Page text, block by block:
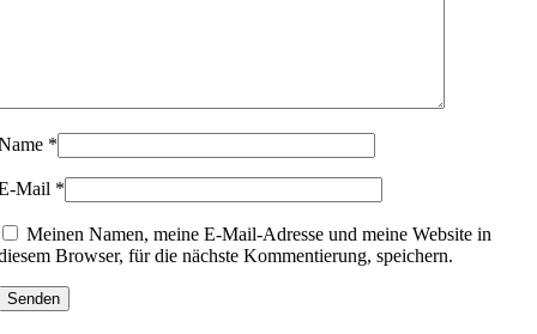
*
Mail *
Meinen Namen, meine E-Mail-Adresse und meine Website in
Browser, für die nächste Kommentierung, speichern.